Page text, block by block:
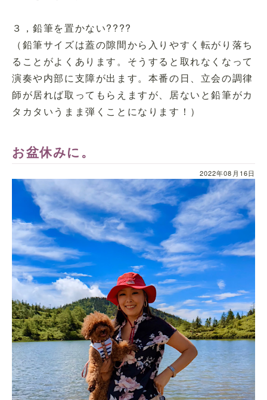
３，鉛筆を置かない????
（鉛筆サイズは蓋の隙間から入りやすく転がり落ち
ることがよくあります。そうすると取れなくなって
演奏や内部に支障が出ます。本番の日、立会の調律
師が居れば取ってもらえますが、居ないと鉛筆がカ
タカタいうまま弾くことになります！）
お盆休みに。
2022年08月16日